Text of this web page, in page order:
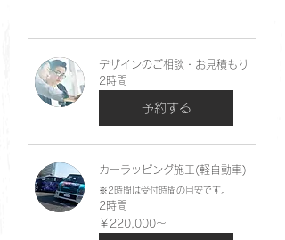
デザインのご相談・お見積もり
2時間
予約する
カーラッピング施工(軽自動車)
※2時間は受付時間の目安です。
2時間
￥220,000
～
￥220,000～